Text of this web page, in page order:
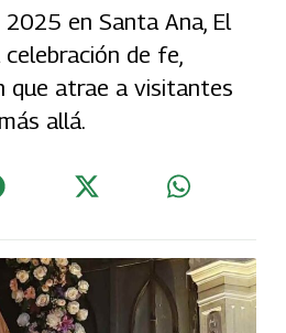
en Santa Ana, El
de fe,
que atrae a visitantes
allá.